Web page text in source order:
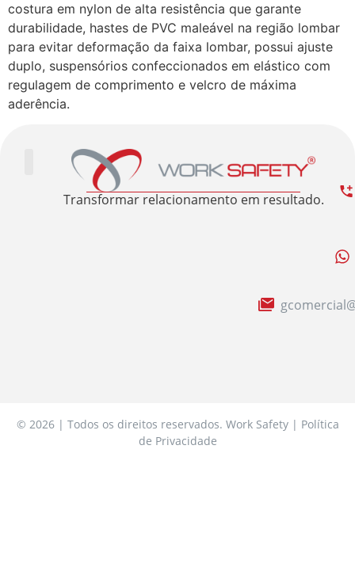
costura em nylon de alta resistência que garante
durabilidade, hastes de PVC maleável na região lombar
para evitar deformação da faixa lombar, possui ajuste
duplo, suspensórios confeccionados em elástico com
regulagem de comprimento e velcro de máxima
aderência.
Transformar relacionamento em resultado.
© 2026 | Todos os direitos reservados. Work Safety | Política
de Privacidade